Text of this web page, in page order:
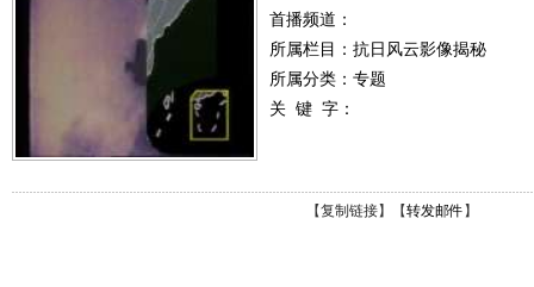
首播频道：
所属栏目： 抗日风云影像揭秘
所属分类：专题
关 键 字：
【复制链接】【转发邮件 】